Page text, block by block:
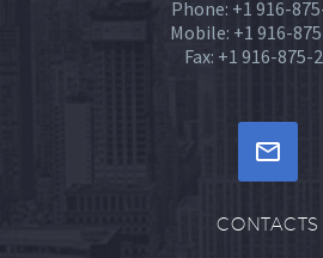
Phone: +1 916-
Mobile: +1 916-
Fax: +1 916-875-


CONTACTS